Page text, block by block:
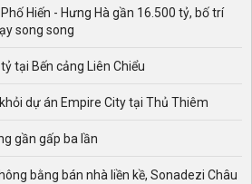
Hiến - Hưng Hà gần 16.500 tỷ, bố trí
song song
tại Bến cảng Liên Chiểu
dự án Empire City tại Thủ Thiêm
gần gấp ba lần
bằng bán nhà liền kề, Sonadezi Châu